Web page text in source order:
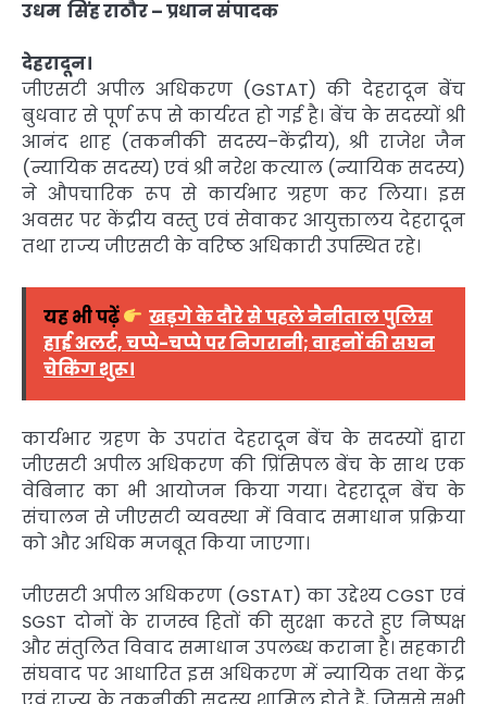
उधम सिंह राठौर – प्रधान संपादक
देहरादून।
जीएसटी अपील अधिकरण (GSTAT) की देहरादून बेंच
बुधवार से पूर्ण रूप से कार्यरत हो गई है। बेंच के सदस्यों श्री
आनंद शाह (तकनीकी सदस्य–केंद्रीय), श्री राजेश जैन
(न्यायिक सदस्य) एवं श्री नरेश कत्याल (न्यायिक सदस्य)
ने औपचारिक रूप से कार्यभार ग्रहण कर लिया। इस
अवसर पर केंद्रीय वस्तु एवं सेवाकर आयुक्तालय देहरादून
तथा राज्य जीएसटी के वरिष्ठ अधिकारी उपस्थित रहे।
यह भी पढ़ें
खड़गे के दौरे से पहले नैनीताल पुलिस
हाई अलर्ट, चप्पे-चप्पे पर निगरानी; वाहनों की सघन
चेकिंग शुरू।
कार्यभार ग्रहण के उपरांत देहरादून बेंच के सदस्यों द्वारा
जीएसटी अपील अधिकरण की प्रिंसिपल बेंच के साथ एक
वेबिनार का भी आयोजन किया गया। देहरादून बेंच के
संचालन से जीएसटी व्यवस्था में विवाद समाधान प्रक्रिया
को और अधिक मजबूत किया जाएगा।
जीएसटी अपील अधिकरण (GSTAT) का उद्देश्य CGST एवं
SGST दोनों के राजस्व हितों की सुरक्षा करते हुए निष्पक्ष
और संतुलित विवाद समाधान उपलब्ध कराना है। सहकारी
संघवाद पर आधारित इस अधिकरण में न्यायिक तथा केंद्र